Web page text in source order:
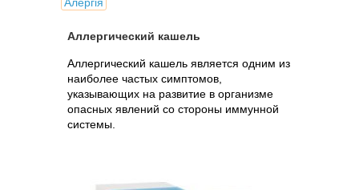
Аллергический кашель
Аллергический кашель является одним из
наиболее частых симптомов,
указывающих на развитие в организме
опасных явлений со стороны иммунной
системы.